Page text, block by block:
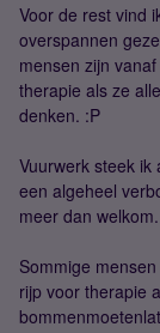
Voor de rest vind
overspannen
mensen zijn
therapie als ze
denken. :P
Vuurwerk steek
een algeheel
meer dan
Sommige
rijp voor therapie